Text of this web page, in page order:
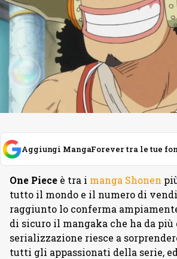
Aggiungi MangaForever tra le tue
One Piece è tra i manga Shonen
tutto il mondo e il numero di
raggiunto lo conferma
di sicuro il mangaka che ha da più
serializzazione riesce a
tutti gli appassionati della serie,